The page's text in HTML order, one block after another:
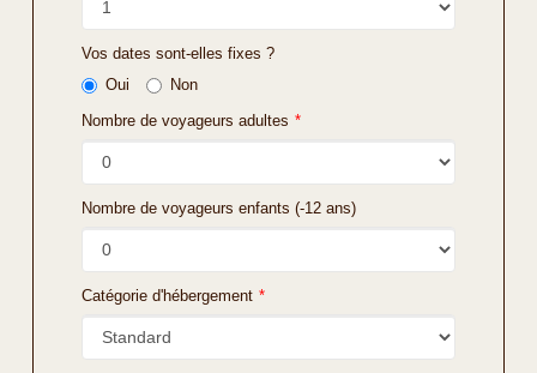
Vos dates sont-elles fixes ?
Oui
Non
Nombre de voyageurs adultes *
Nombre de voyageurs enfants (-12 ans)
Catégorie d'hébergement *